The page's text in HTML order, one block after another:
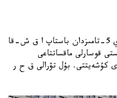
استانا. KAZINFORM - قىتاي 5-تامىزدان باستاپ ا ق ش-قا
قوسارلى ماقساتتاعى
كۇشەيتتى. بۇل تۋرالى ق ح ر